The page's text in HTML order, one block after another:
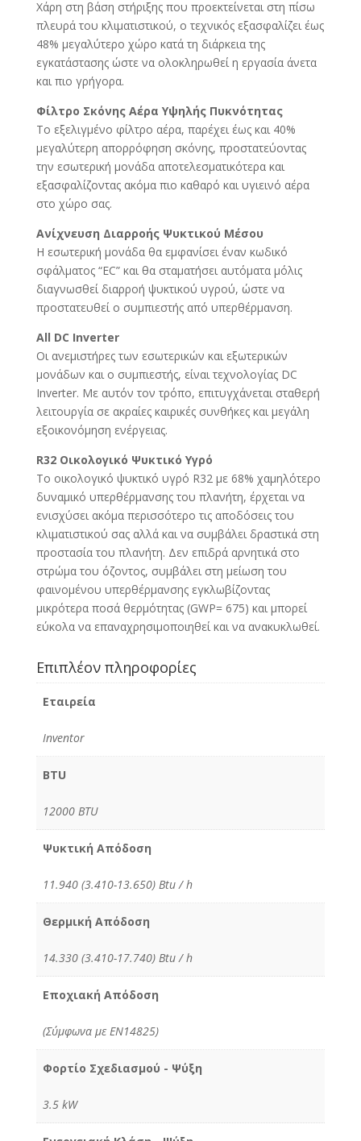
Χάρη στη βάση στήριξης που προεκτείνεται στη πίσω
πλευρά του κλιματιστικού, ο τεχνικός εξασφαλίζει έως
48% μεγαλύτερο χώρο κατά τη διάρκεια της
εγκατάστασης ώστε να ολοκληρωθεί η εργασία άνετα
και πιο γρήγορα.
Φίλτρο Σκόνης Αέρα Υψηλής Πυκνότητας
Το εξελιγμένο φίλτρο αέρα, παρέχει έως και 40%
μεγαλύτερη απορρόφηση σκόνης, προστατεύοντας
την εσωτερική μονάδα αποτελεσματικότερα και
εξασφαλίζοντας ακόμα πιο καθαρό και υγιεινό αέρα
στο χώρο σας.
Ανίχνευση Διαρροής Ψυκτικού Μέσου
Η εσωτερική μονάδα θα εμφανίσει έναν κωδικό
σφάλματος “EC” και θα σταματήσει αυτόματα μόλις
διαγνωσθεί διαρροή ψυκτικού υγρού, ώστε να
προστατευθεί ο συμπιεστής από υπερθέρμανση.
All DC Inverter
Οι ανεμιστήρες των εσωτερικών και εξωτερικών
μονάδων και ο συμπιεστής, είναι τεχνολογίας DC
Inverter. Με αυτόν τον τρόπο, επιτυγχάνεται σταθερή
λειτουργία σε ακραίες καιρικές συνθήκες και μεγάλη
εξοικονόμηση ενέργειας.
R32 Οικολογικό Ψυκτικό Υγρό
Το οικολογικό ψυκτικό υγρό R32 με 68% χαμηλότερο
δυναμικό υπερθέρμανσης του πλανήτη, έρχεται να
ενισχύσει ακόμα περισσότερο τις αποδόσεις του
κλιματιστικού σας αλλά και να συμβάλει δραστικά στη
προστασία του πλανήτη. Δεν επιδρά αρνητικά στο
στρώμα του όζοντος, συμβάλει στη μείωση του
φαινομένου υπερθέρμανσης εγκλωβίζοντας
μικρότερα ποσά θερμότητας (GWP= 675) και μπορεί
εύκολα να επαναχρησιμοποιηθεί και να ανακυκλωθεί.
Επιπλέον πληροφορίες
Εταιρεία
Inventor
BTU
12000 BTU
Ψυκτική Απόδοση
11.940 (3.410-13.650) Btu / h
Θερμική Απόδοση
14.330 (3.410-17.740) Btu / h
Εποχιακή Απόδοση
(Σύμφωνα με ΕΝ14825)
Φορτίο Σχεδιασμού - Ψύξη
3.5 kW